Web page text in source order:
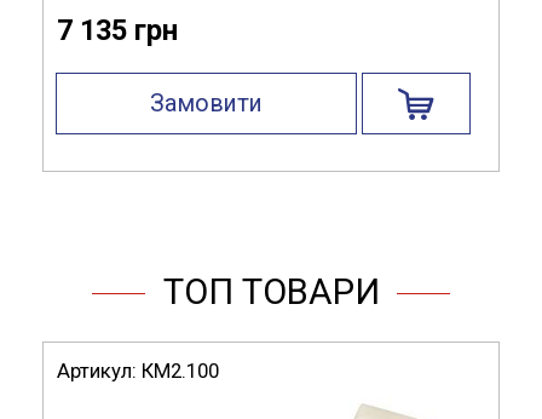
7 135 грн
Замовити
ТОП ТОВАРИ
Артикул: КМ2.100